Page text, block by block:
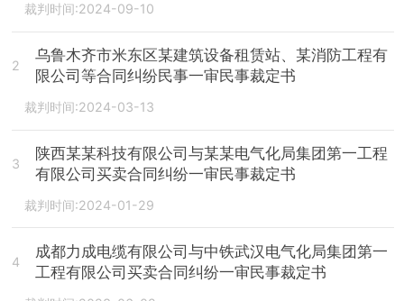
裁判时间:2024-09-10
2
乌鲁木齐市米东区某建筑设备租赁站、某消防工程有
限公司等合同纠纷民事一审民事裁定书
裁判时间:2024-03-13
3
陕西某某科技有限公司与某某电气化局集团第一工程
有限公司买卖合同纠纷一审民事裁定书
裁判时间:2024-01-29
4
成都力成电缆有限公司与中铁武汉电气化局集团第一
工程有限公司买卖合同纠纷一审民事裁定书